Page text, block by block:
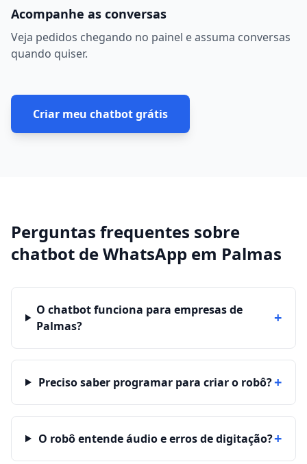
Acompanhe as conversas
Veja pedidos chegando no painel e assuma conversas
quando quiser.
Criar meu chatbot grátis
Perguntas frequentes sobre
chatbot de WhatsApp em Palmas
O chatbot funciona para empresas de
Palmas?
+
Preciso saber programar para criar o robô?+
O robô entende áudio e erros de digitação?+